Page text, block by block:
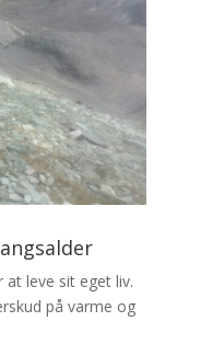
at leve sit eget liv.
på varme og